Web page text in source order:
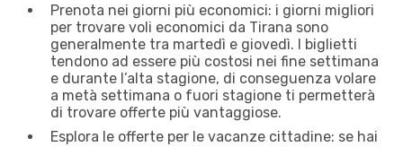
Prenota nei giorni più economici: i giorni migliori
per trovare voli economici da Tirana sono
generalmente tra martedì e giovedì. I biglietti
tendono ad essere più costosi nei fine settimana
e durante l’alta stagione, di conseguenza volare
a metà settimana o fuori stagione ti permetterà
di trovare offerte più vantaggiose.
Esplora le offerte per le vacanze cittadine: se hai